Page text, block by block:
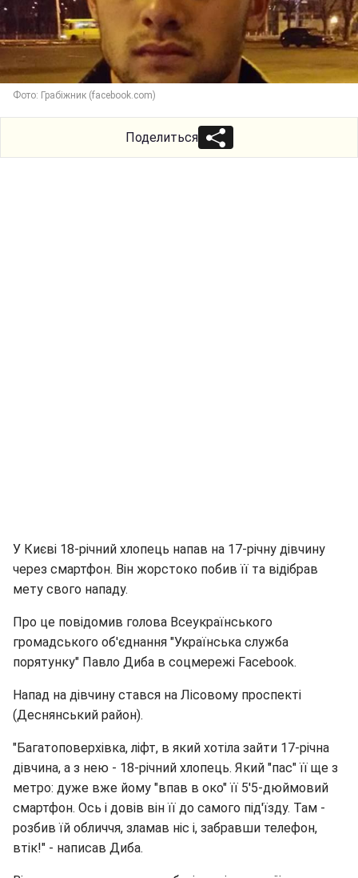
Фото: Грабіжник (facebook.com)
Поделиться
У Києві 18-річний хлопець напав на 17-річну дівчину
через смартфон. Він жорстоко побив її та відібрав
мету свого нападу.
Про це повідомив голова Всеукраїнського
громадського об'єднання "Українська служба
порятунку" Павло Диба в соцмережі Facebook.
Напад на дівчину стався на Лісовому проспекті
(Деснянський район).
"Багатоповерхівка, ліфт, в який хотіла зайти 17-річна
дівчина, а з нею - 18-річний хлопець. Який "пас" її ще з
метро: дуже вже йому "впав в око" її 5'5-дюймовий
смартфон. Ось і довів він її до самого під'їзду. Там -
розбив їй обличчя, зламав ніс і, забравши телефон,
втік!" - написав Диба.